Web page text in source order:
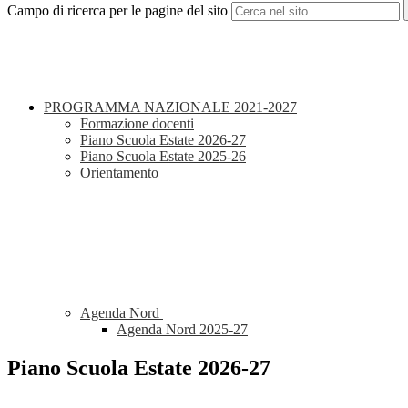
Campo di ricerca per le pagine del sito
PROGRAMMA NAZIONALE 2021-2027
Formazione docenti
Piano Scuola Estate 2026-27
Piano Scuola Estate 2025-26
Orientamento
Agenda Nord
Agenda Nord 2025-27
Piano Scuola Estate 2026-27